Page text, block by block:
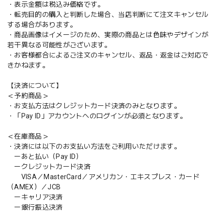
・表示金額は税込み価格です。
・転売目的の購入と判断した場合、当店判断にて注文キャンセル
する場合があります。
・商品画像はイメージのため、実際の商品とは色味やデザインが
若干異なる可能性がございます。
・お客様都合によるご注文のキャンセル、返品・返金はご対応で
きかねます。
【決済について】
＜予約商品＞
・お支払方法はクレジットカード決済のみとなります。
・「Pay ID」アカウントへのログインが必須となります。
＜在庫商品＞
・決済には以下のお支払い方法をご利用いただけます。
ーあと払い（Pay ID）
ークレジットカード決済
VISA／MasterCard／アメリカン・エキスプレス・カード
（AMEX）／JCB
ーキャリア決済
ー銀行振込決済